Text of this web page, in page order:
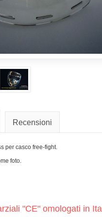
Recensioni
per casco free-fight.
foto.
"CE" omologati in